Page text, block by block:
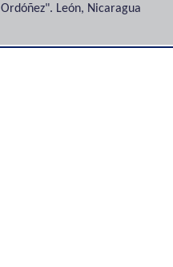
Ordóñez". León, Nicaragua